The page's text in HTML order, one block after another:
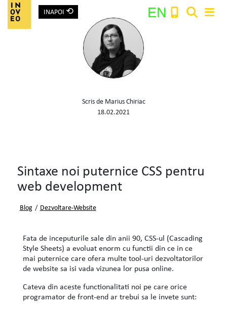
Main Navigation
INAPOI ⟲ EN
Search:
Scris de Marius Chiriac
18.02.2021
Sintaxe noi puternice CSS pentru
web development
Blog / Dezvoltare-Website
Fata de inceputurile sale din anii 90, CSS-ul (Cascading
Style Sheets) a evoluat enorm cu functii din ce in ce
mai puternice care ofera multe tool-uri dezvoltatorilor
de website sa isi vada vizunea lor pusa online.
Cateva din aceste functionalitati noi pe care orice
programator de front-end ar trebui sa le invete sunt: